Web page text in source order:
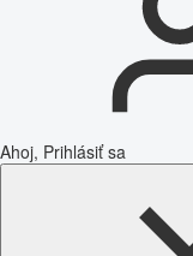
Ahoj, Prihlásiť sa